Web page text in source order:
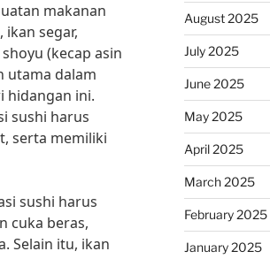
makanan
segar,
(kecap asin
utama dalam
hidangan ini.
sushi harus
serta memiliki
sushi harus
cuka beras,
Selain itu, ikan
August 2025
July 2025
June 2025
May 2025
April 2025
March 2025
February 2025
January 2025